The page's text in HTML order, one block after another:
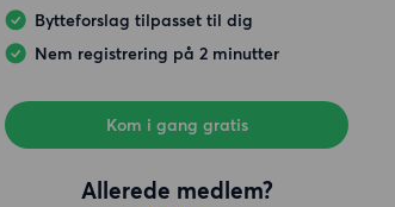
Bytteforslag tilpasset til dig
Nem registrering på 2 minutter
Kom i gang gratis
Allerede medlem?